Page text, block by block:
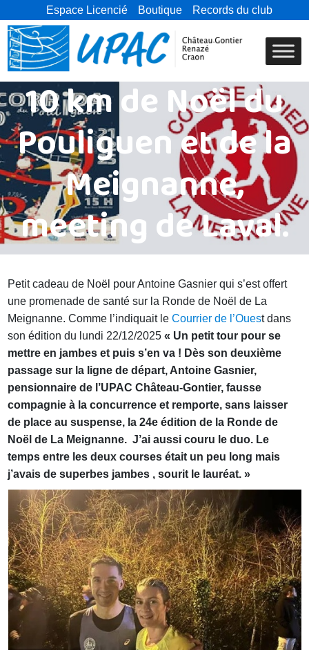
Espace Licencié Boutique Records du club
10 km de Noël du
Pouliguen et de la
Meignanne,
meeting de Laval.
Petit cadeau de Noël pour Antoine Gasnier qui s’est offert
une promenade de santé sur la Ronde de Noël de La
Meignanne. Comme l’indiquait leCourrier de l’Ouest dans
son édition du lundi 22/12/2025« Un petit tour pour se
mettre en jambes et puis s’en va ! Dès son deuxième
passage sur la ligne de départ, Antoine Gasnier,
pensionnaire de l’UPAC Château-Gontier, fausse
compagnie à la concurrence et remporte, sans laisser
de place au suspense, la 24e édition de la Ronde de
Noël de La Meignanne. J’ai aussi couru le duo. Le
temps entre les deux courses était un peu long mais
j’avais de superbes jambes , sourit le lauréat. »